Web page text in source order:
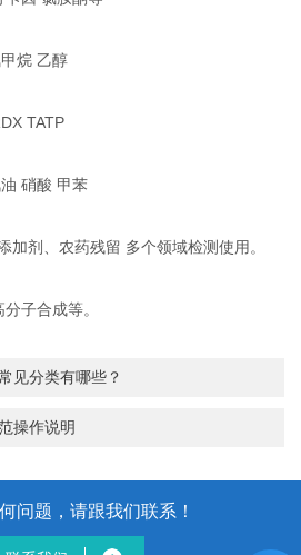
烷 乙醇
TATP
硝酸 甲苯
加剂、农药残留 多个领域检测使用。
子合成等。
见分类有哪些？
操作说明
问题，请跟我们联系！